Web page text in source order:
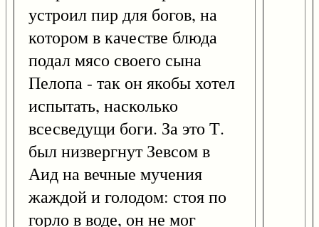
устроил пир для богов, на
котором в качестве блюда
подал мясо своего сына
Пелопа - так он якобы хотел
испытать, насколько
всесведущи боги. За это Т.
был низвергнут Зевсом в
Аид на вечные мучения
жаждой и голодом: стоя по
горло в воде, он не мог